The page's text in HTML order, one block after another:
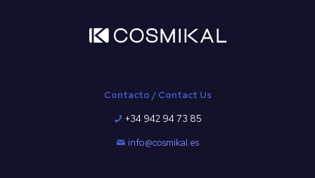
Contacto / Contact Us
+34 942 94 73 85
info@cosmikal.es